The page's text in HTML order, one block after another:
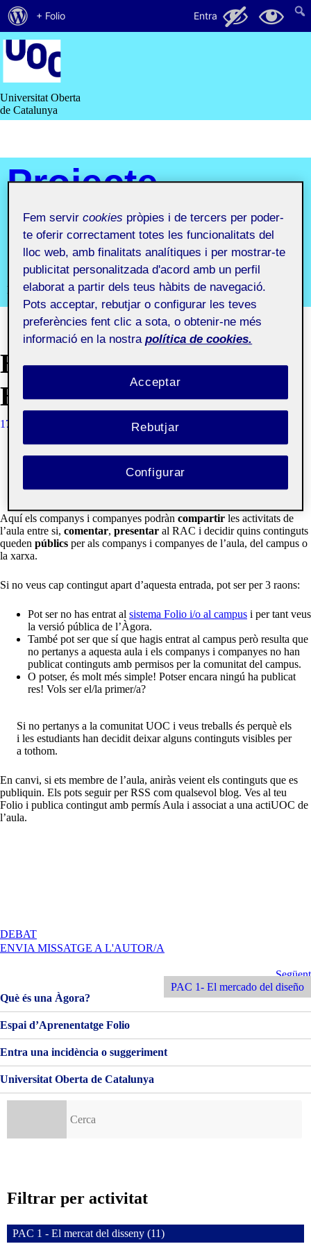
Saltar
contingut
Universitat Oberta
de Catalunya
Projecte
IV.
Portfolio
Projecte IV. Portfolio
BENVINGUTS I
BENVINGUDES!
17 SETEMBRE, 2019 QUELIC BERGA CARRERAS
d’estudiants d’una Aula de la Universitat Oberta de
Catalunya.
Aquí els companys i companyes podràn compartir les activitats de
l’aula entre si, comentar, presentar al RAC i decidir quins continguts
queden públics per als companys i companyes de l’aula, del campus o
la xarxa.
Si no veus cap contingut apart d’aquesta entrada, pot ser per 3 raons:
Pot ser no has entrat al sistema Folio i/o al campus i per tant veus
la versió pública de l’Àgora.
També pot ser que sí que hagis entrat al campus però resulta que
no pertanys a aquesta aula i els companys i companyes no han
publicat continguts amb permisos per la comunitat del campus.
O potser, és molt més simple! Potser encara ningú ha publicat
res! Vols ser el/la primer/a?
Si no pertanys a la comunitat UOC i veus treballs és perquè els
i les estudiants han decidit deixar alguns continguts visibles per
a tothom.
En canvi, si ets membre de l’aula, aniràs veient els continguts que es
publiquin. Els pots seguir per RSS com qualsevol blog. Ves al teu
Folio i publica contingut amb permís Aula i associat a una actiUOC de
l’aula.
DEBATA
BENVINGUTS
ENVIA MISSATGE A L'AUTOR/A
d'entrades
Següent
Entrada
Següent
PAC 1- El mercado del diseño
Què és una Àgora?
Espai d’Aprenentatge Folio
Entra una incidència o suggeriment
Universitat Oberta de Catalunya
Filtrar per activitat
PAC 1 - El mercat del disseny (11)
Quant
al
WordPress
+ Folio Entra 47 23
Fem servircookies pròpies i de tercers per poder-
te oferir correctament totes les funcionalitats del
lloc web, amb finalitats analítiques i per mostrar-te
publicitat personalitzada d'acord amb un perfil
elaborat a partir dels teus hàbits de navegació.
Pots acceptar, rebutjar o configurar les teves
preferències fent clic a sota, o obtenir-ne més
informació en la nostra política de cookies.
Rebutjar
Acceptar
Configurar